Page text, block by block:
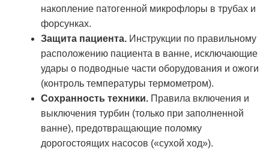
накопление патогенной микрофлоры в трубах и
форсунках.
Защита пациента. Инструкции по правильному
расположению пациента в ванне, исключающие
удары о подводные части оборудования и ожоги
(контроль температуры термометром).
Сохранность техники. Правила включения и
выключения турбин (только при заполненной
ванне), предотвращающие поломку
дорогостоящих насосов («сухой ход»).